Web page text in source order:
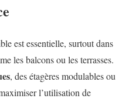
est essentielle, surtout dans
les balcons ou les terrasses.
, des étagères modulables ou
l’utilisation de